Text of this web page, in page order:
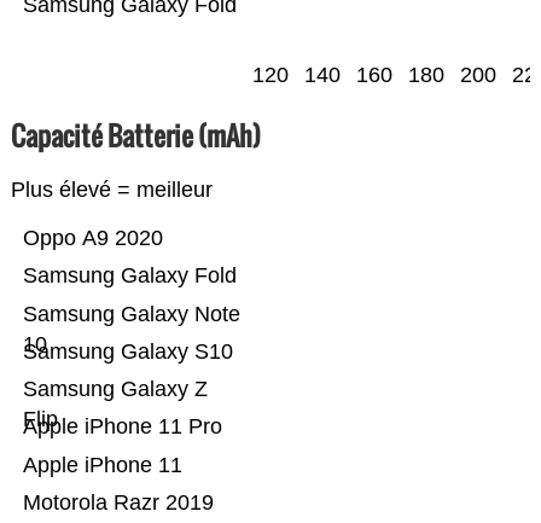
Samsung Galaxy Fold
120 140 160 180 200
Capacité Batterie (mAh)
Plus élevé = meilleur
Motorola Razr 2019
Apple iPhone 11
Apple iPhone 11 Pro
Samsung Galaxy Z
Flip
Samsung Galaxy S10
Samsung Galaxy Note
10
Samsung Galaxy Fold
Oppo A9 2020